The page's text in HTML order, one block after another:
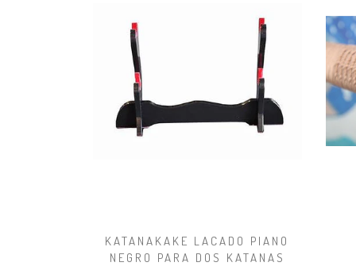
KATANAKAKE LACADO PIANO
NEGRO PARA DOS KATANAS